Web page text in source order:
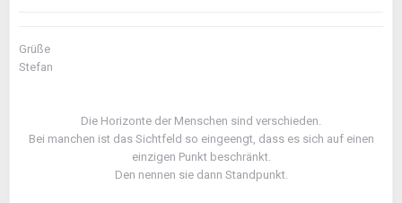
Grüße
Stefan
Die Horizonte der Menschen sind verschieden.
Bei manchen ist das Sichtfeld so eingeengt, dass es sich auf einen
einzigen Punkt beschränkt.
Den nennen sie dann Standpunkt.